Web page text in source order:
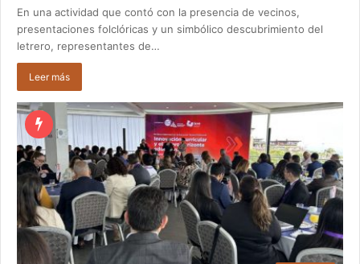
En una actividad que contó con la presencia de vecinos,
presentaciones folclóricas y un simbólico descubrimiento del
letrero, representantes de…
Leer más